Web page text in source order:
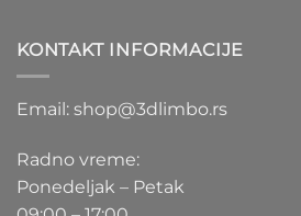
KONTAKT INFORMACIJE
Email: shop@3dlimbo.rs
Radno vreme:
Ponedeljak – Petak